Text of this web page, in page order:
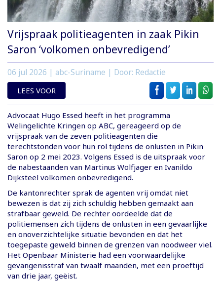
Vrijspraak politieagenten in zaak Pikin
Saron ‘volkomen onbevredigend’
06 jul 2026 | abc-Suriname | Door: Redactie
LEES VOOR
Advocaat Hugo Essed heeft in het programma
Welingelichte Kringen op ABC, gereageerd op de
vrijspraak van de zeven politieagenten die
terechtstonden voor hun rol tijdens de onlusten in Pikin
Saron op 2 mei 2023. Volgens Essed is de uitspraak voor
de nabestaanden van Martinus Wolfjager en Ivanildo
Dijksteel volkomen onbevredigend.
De kantonrechter sprak de agenten vrij omdat niet
bewezen is dat zij zich schuldig hebben gemaakt aan
strafbaar geweld. De rechter oordeelde dat de
politiemensen zich tijdens de onlusten in een gevaarlijke
en onoverzichtelijke situatie bevonden en dat het
toegepaste geweld binnen de grenzen van noodweer viel.
Het Openbaar Ministerie had een voorwaardelijke
gevangenisstraf van twaalf maanden, met een proeftijd
van drie jaar, geëist.